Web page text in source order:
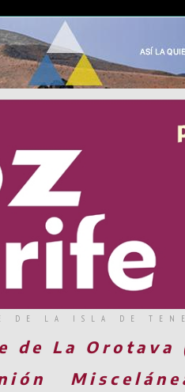
DE LA ISLA DE
de La Orotava